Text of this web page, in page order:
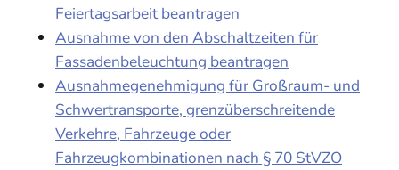
Feiertagsarbeit beantragen
Ausnahme von den Abschaltzeiten für
Fassadenbeleuchtung beantragen
Ausnahmegenehmigung für Großraum- und
Schwertransporte, grenzüberschreitende
Verkehre, Fahrzeuge oder
Fahrzeugkombinationen nach § 70 StVZO